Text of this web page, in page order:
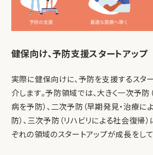
健保向け、予防支援スタートアップ
実際に健保向けに、予防を支援するスタ
介します。予防領域では、大きく一次予防
病を予防）、二次予防（早期発見・治療に
防）、三次予防（リハビリによる社会復帰
ぞれの領域のスタートアップが成長をして